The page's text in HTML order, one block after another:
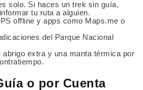
solo. Si haces un trek sin guía,
tu ruta a alguien.
offline y apps como Maps.me o
del Parque Nacional
abrigo extra y una manta térmica por
o por Cuenta